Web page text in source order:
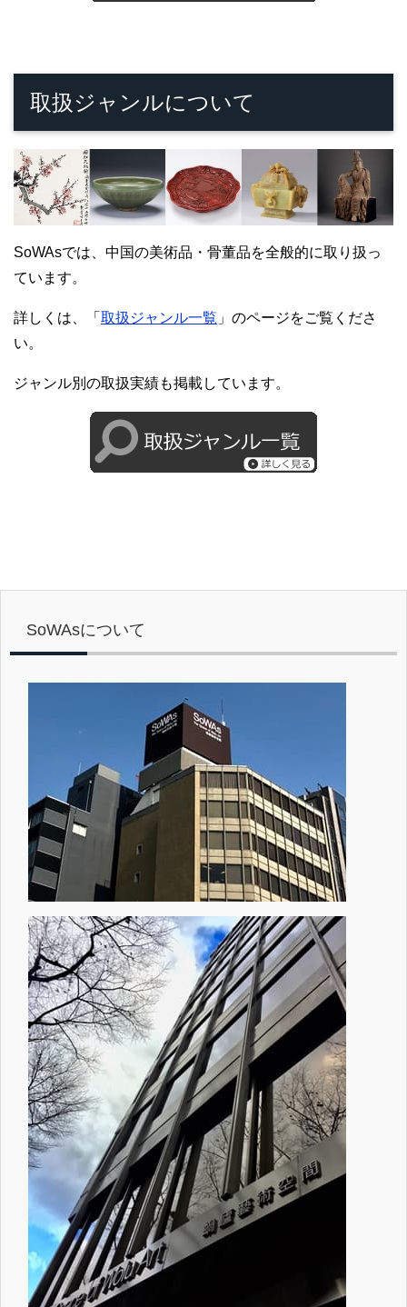
取扱ジャンルについて
SoWAsでは、中国の美術品・骨董品を全般的に取り扱っ
ています。
詳しくは、「 取扱ジャンル一覧 」のページをご覧くださ
い。
ジャンル別の取扱実績も掲載しています。
SoWAsについて